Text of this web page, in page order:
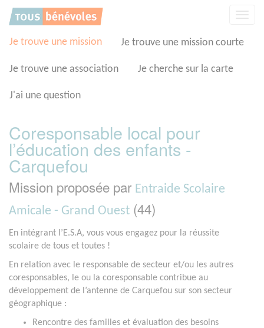
Je trouve une mission Je trouve une mission courte
Je trouve une association Je cherche sur la carte
J'ai une question
Coresponsable local pour
l’éducation des enfants -
Carquefou
Mission proposée par Entraide Scolaire
Amicale - Grand Ouest (44)
En intégrant l’E.S.A, vous vous engagez pour la réussite
scolaire de tous et toutes !
En relation avec le responsable de secteur et/ou les autres
coresponsables, le ou la coresponsable contribue au
développement de l’antenne de Carquefou sur son secteur
géographique :
Rencontre des familles et évaluation des besoins
Panneau de gestion des cookies